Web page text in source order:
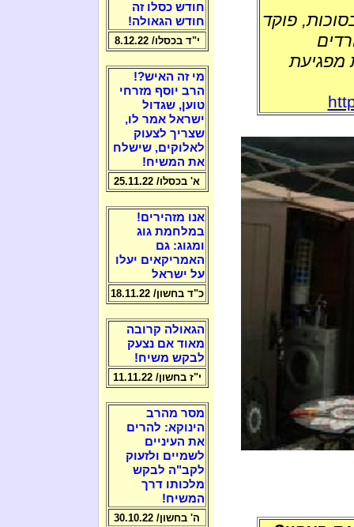
פוקד
מפגיעת
חודש כסלו זה
חודש הגאולה!
י"ד בכסלו/ 8.12.22
מי זה האיש?!
הרב יוסף מזרחי
טוען, שגדול
ישראל אמר לו,
שצריך לצעוק
לאלוקים, שישלח
את המשיח!
א' בכסלו/ 25.11.22
אנו מזהירים!
במלחמת גוג
ומגוג: גם
האמריקאים יעלו
על ישראל
כ"ד בחשון/ 18.11.22
הגאולה קרובה
מאוד אם נצעק
לבקש משיח!
י"ז בחשון/ 11.11.22
מסר מהרב
הינוקא: להרים
את העיניים
לשמיים ולזעוק
לקב"ה לבקש
מלכותו דרך
המשיח!
ה' בחשון/ 30.10.22